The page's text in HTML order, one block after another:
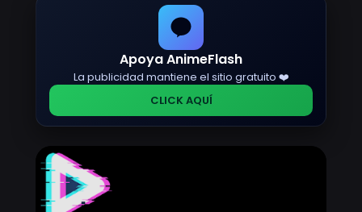
Apoya AnimeFlash
La publicidad mantiene el sitio gratuito ❤️
CLICK AQUÍ